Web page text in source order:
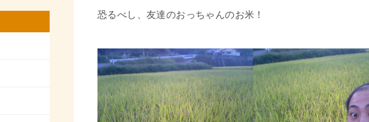
恐るべし、友達のおっちゃんのお米！